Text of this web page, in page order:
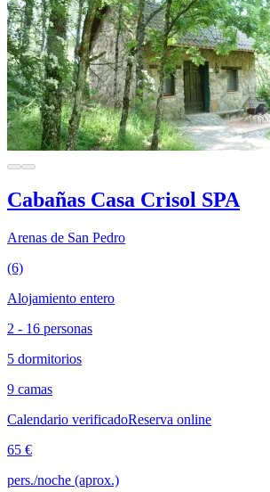
Cabañas Casa Crisol SPA
Arenas de San Pedro
(6)
Alojamiento entero
2 - 16 personas
5 dormitorios
9 camas
Calendario verificadoReserva online
65 €
pers./noche (aprox.)